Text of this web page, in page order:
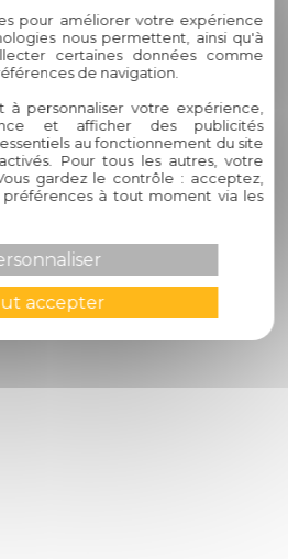
Toulouse
Toulouse
Toulouse
Toulouse
Toulouse
pour améliorer votre expérience
nous permettent, ainsi qu'à
certaines données comme
de navigation.
à personnaliser votre expérience,
et afficher des publicités
au fonctionnement du site
Pour tous les autres, votre
gardez le contrôle : acceptez,
à tout moment via les
accepter